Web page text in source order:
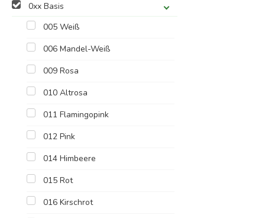
0xx Basis
005 Weiß
006 Mandel-Weiß
009 Rosa
010 Altrosa
011 Flamingopink
012 Pink
014 Himbeere
015 Rot
016 Kirschrot